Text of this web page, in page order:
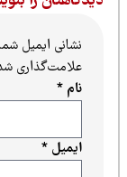
نشانی ایمیل شما
علامت‌گذاری شده‌اند
ایمیل*